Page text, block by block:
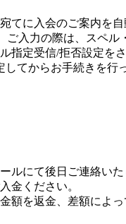
てに入会のご案内を自
入力の際は、スペ
指定受信/拒否設定を
てからお手続きを行
ルにて後日ご連絡いた
金ください。
額を返金、差額によ